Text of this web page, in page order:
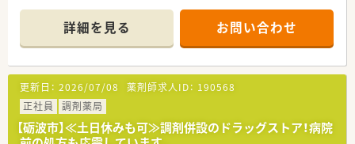
致しません。
■母体に臨床検査会社をもち、薬局事業のほか不動産事業などで
収益を上げており、安定経営の企業様です。
詳細を見る お問い合わせ
更新日： 2026/07/08 薬剤師求人ID： 190568
正社員
調剤薬局
【砺波市】≪土日休みも可≫調剤併設のドラッグストア！病院